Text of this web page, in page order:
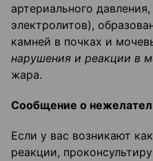
артериального
электролитов),
камней в почках и
нарушения и реакции в
жара.
Сообщение о
Если у вас возникают
реакции,